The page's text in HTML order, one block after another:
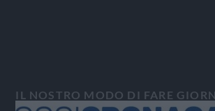
IL NOSTRO MODO DI FARE